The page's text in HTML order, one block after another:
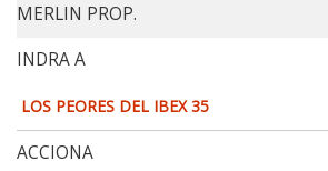
MERLIN PROP.
INDRA A
LOS PEORES DEL IBEX 35
ACCIONA